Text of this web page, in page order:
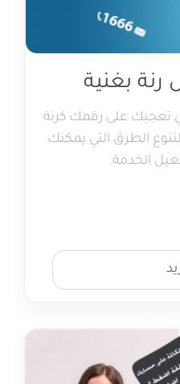
بغنية
تعجبك على رقمك كرنة
الطرق التي يمكنك
الخدمة.